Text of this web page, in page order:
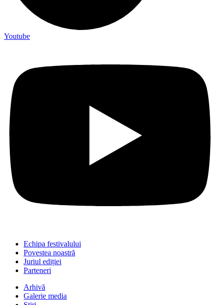
Youtube
Echipa festivalului
Povestea noastră
Juriul ediției
Parteneri
Arhivă
Galerie media